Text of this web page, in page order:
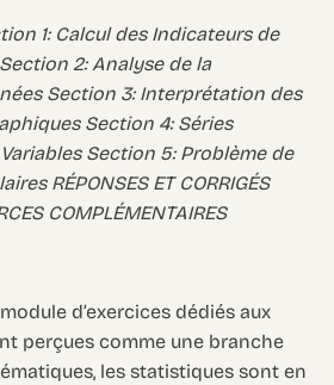
1: Calcul des Indicateurs de
2: Analyse de la
Section 3: Interprétation des
Section 4: Séries
Section 5: Problème de
RÉPONSES ET CORRIGÉS
COMPLÉMENTAIRES
d’exercices dédiés aux
perçues comme une branche
les statistiques sont en